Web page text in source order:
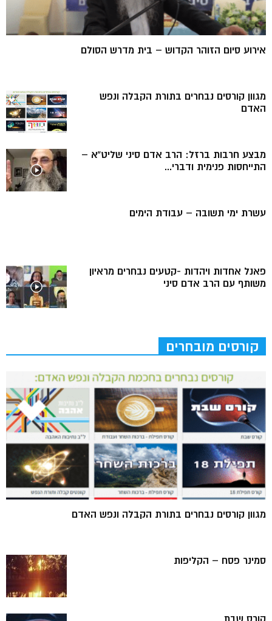
אירוע סיום הזוהר הקדוש – בית מדרש הסולם
מגוון קורסים נבחרים בתורת הקבלה ונפש
האדם
מבצע חרבות ברזל: הרב אדם סיני שליט”א –
התייחסות פנימית ודברי...
עשרת ימי תשובה – עבודת הימים
פאנל אחדות ויהדות -קטעים נבחרים מראיון
משותף עם הרב אדם סיני
קורסים מובחרים
מגוון קורסים נבחרים בתורת הקבלה ונפש האדם
סמינר פסח – הקליפות